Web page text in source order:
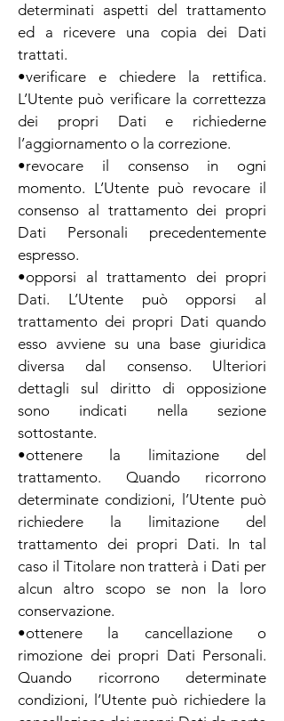
determinati aspetti del trattamento
ed a ricevere una copia dei Dati
trattati.
•verificare e chiedere la rettifica.
L’Utente può verificare la correttezza
dei propri Dati e richiederne
l’aggiornamento o la correzione.
•revocare il consenso in ogni
momento. L’Utente può revocare il
consenso al trattamento dei propri
Dati Personali precedentemente
espresso.
•opporsi al trattamento dei propri
Dati. L’Utente può opporsi al
trattamento dei propri Dati quando
esso avviene su una base giuridica
diversa dal consenso. Ulteriori
dettagli sul diritto di opposizione
sono indicati nella sezione
sottostante.
•ottenere la limitazione del
trattamento. Quando ricorrono
determinate condizioni, l’Utente può
richiedere la limitazione del
trattamento dei propri Dati. In tal
caso il Titolare non tratterà i Dati per
alcun altro scopo se non la loro
conservazione.
•ottenere la cancellazione o
rimozione dei propri Dati Personali.
Quando ricorrono determinate
condizioni, l’Utente può richiedere la